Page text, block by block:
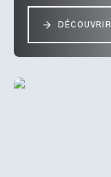
DÉCOUVRIR